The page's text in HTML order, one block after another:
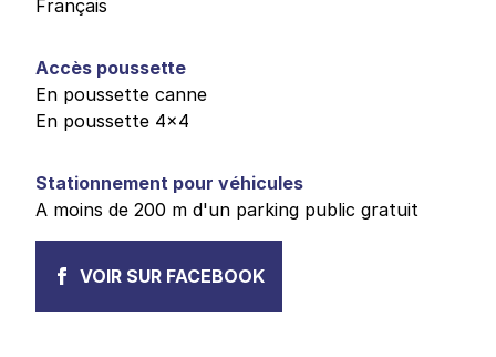
Français
Accès poussette
En poussette canne
En poussette 4x4
Stationnement pour véhicules
A moins de 200 m d'un parking public gratuit
VOIR SUR FACEBOOK